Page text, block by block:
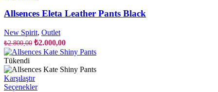
birden
varyasyonu
var.
Seçenekler
ürün
seçilebilir
Allsences Eleta Leather Pants Black
New Spirit, Outlet
₺2.800,00 Orijinal
fiyat:
₺2.000,00Şu
andaki
fiyat:
₺2.000,00.
Tükendi
Karşılaştır
SeçeneklerBu